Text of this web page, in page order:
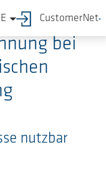
CustomerNet
bei
nutzbar